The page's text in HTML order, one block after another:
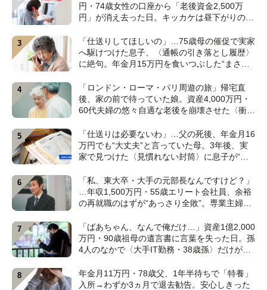
円・74歳女性の口座から「老後資金2,500万
円」が消え去った日。キッカケは昼下がりの
「仕送りしてほしいの」…75歳母の催促で実家
へ駆けつけた息子、〈通帳の引き落とし履歴〉
に絶句。年金月15万円を食いつぶした“まさか
「ロンドン・ローマ・パリ周遊の旅」帰宅直
後、家の前で待っていた娘。資産4,000万円・
60代夫婦の悠々自適な老後を崩壊させた〈衝撃
「仕送りは必要ないわ」…父の死後、年金月16
万円でも“大丈夫”と言っていた母。3年後、実
家で見つけた〈見慣れない封筒〉に息子が“思
「私、東大卒・大手の元部長なんですけど？」
…年収1,500万円・55歳エリート会社員、余裕
の再就職のはずが“あっさり全敗”。専業主婦の
【CFPの助言】
「ばあちゃん、なんで俺だけ…」資産1億2,000
万円・90歳祖母の遺言書に言葉を失った日。孫
4人のなかで〈大手IT勤務・38歳孫〉だけが遺
年金月11万円・78歳父、1年半待ちで「特養」
入所→わずか3ヵ月で退去勧告。安心しきった